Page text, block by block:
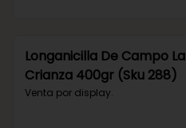
Longanicilla De Campo La
Crianza 400gr (Sku 288)
Venta por display.